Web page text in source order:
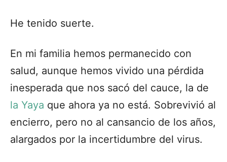
He tenido suerte.
En mi familia hemos permanecido con
salud, aunque hemos vivido una pérdida
inesperada que nos sacó del cauce, la de
la Yaya que ahora ya no está. Sobrevivió al
encierro, pero no al cansancio de los años,
alargados por la incertidumbre del virus.